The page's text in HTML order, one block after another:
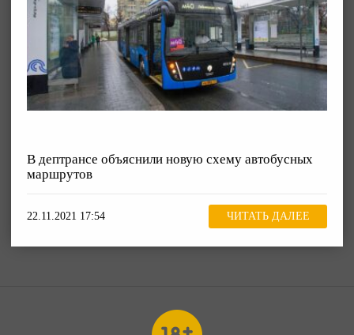
В дептрансе объяснили новую схему автобусных
маршрутов
22.11.2021 17:54 ЧИТАТЬ ДАЛЕЕ